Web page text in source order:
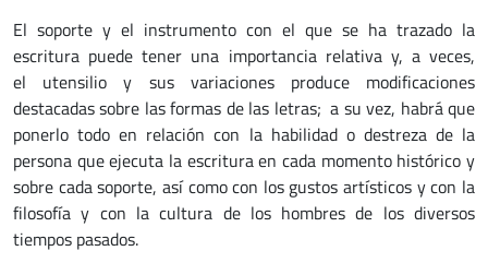
El soporte y el instrumento con el que se ha trazado la
escritura puede tener una importancia relativa y, a veces,
el utensilio y sus variaciones produce modificaciones
destacadas sobre las formas de las letras; a su vez, habrá que
ponerlo todo en relación con la habilidad o destreza de la
persona que ejecuta la escritura en cada momento histórico y
sobre cada soporte, así como con los gustos artísticos y con la
filosofía y con la cultura de los hombres de los diversos
tiempos pasados.